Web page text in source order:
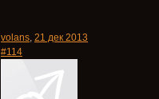
volans, 21 дек 2013
#114